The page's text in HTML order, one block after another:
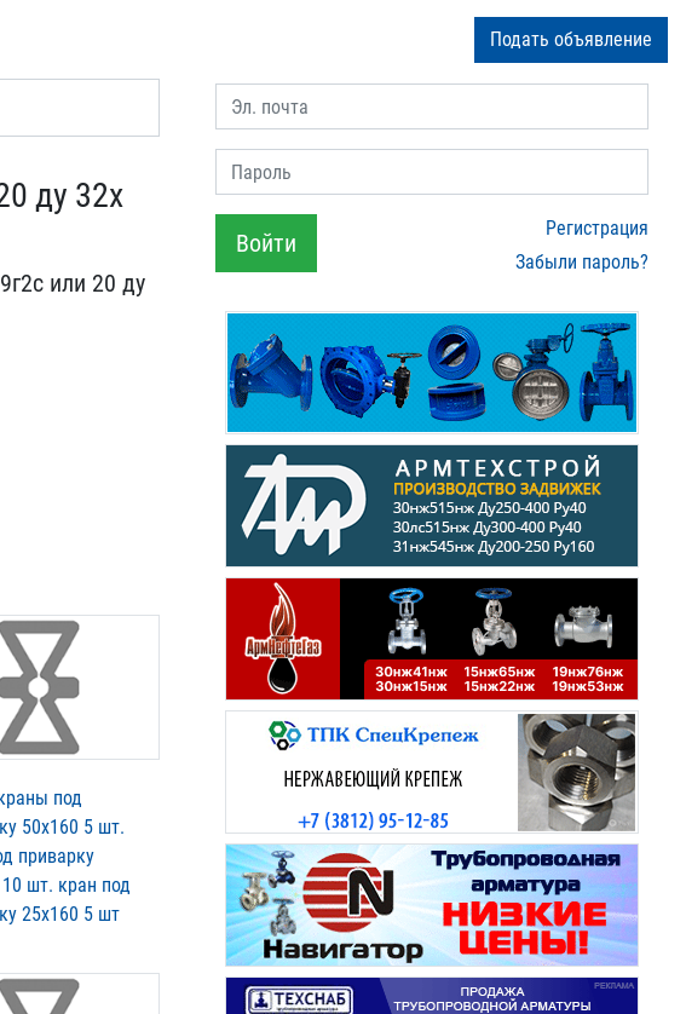
Подать объявление
ду 32х​
или 20 ду
под
50х160 5 шт.
приварку
шт. кран под
25х160 5 шт
Эл. почта
Пароль
Войти
Регистрация
Забыли пароль?